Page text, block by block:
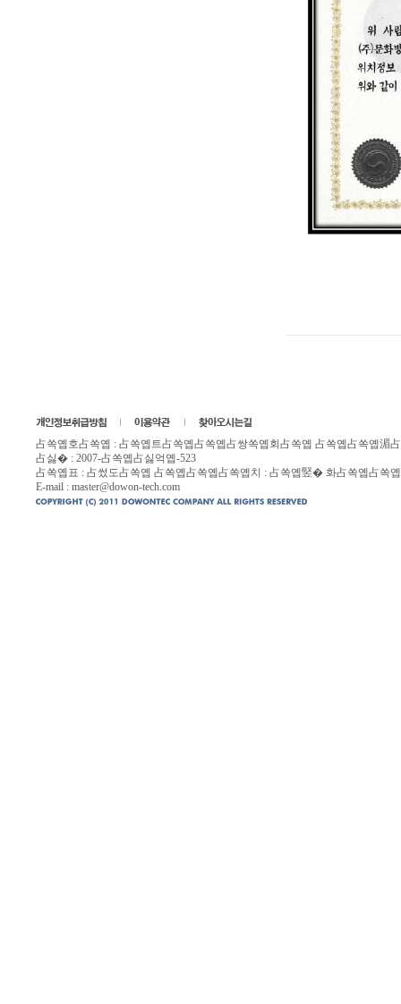
占쏙옙호占쏙옙 : 占쏙옙트占쏙옙占쏙옙占쌍쏙옙회占쏙옙 占쏙옙占쏙옙湄
占싫� : 2007-占쏙옙占싫억옙-523
占쏙옙표 : 占썼도占쏙옙 占쏙옙占쏙옙占쏙옙치 : 占쏙옙竪� 화占쏙옙占쏙
E-mail : master@dowon-tech.com